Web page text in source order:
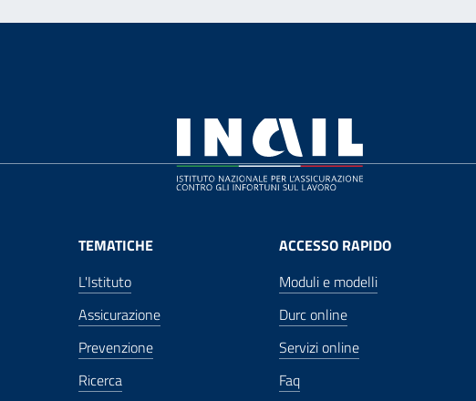
TEMATICHE
L'Istituto
Assicurazione
Prevenzione
Ricerca
ACCESSO RAPIDO
Moduli e modelli
Durc online
Servizi online
Faq